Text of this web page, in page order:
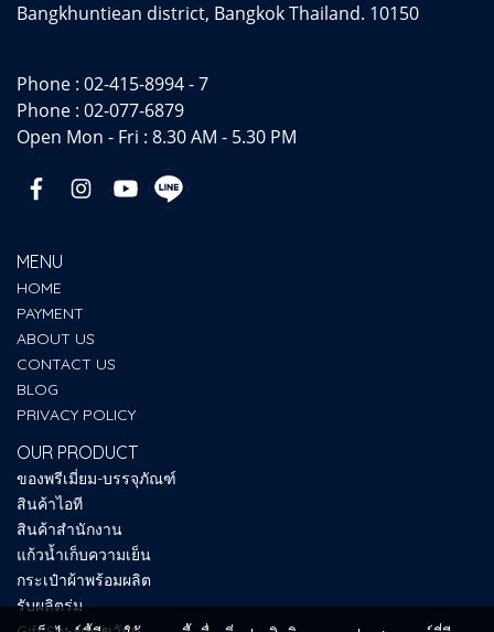
Bangkhuntiean district, Bangkok Thailand. 10150
Phone : 02-415-8994 - 7
Phone : 02-077-6879
Open Mon - Fri : 8.30 AM - 5.30 PM
MENU
HOME
PAYMENT
ABOUT US
CONTACT US
BLOG
PRIVACY POLICY
OUR PRODUCT
ของพรีเมี่ยม-บรรจุภัณฑ์
สินค้าไอที
สินค้าสำนักงาน
แก้วน้ำเก็บความเย็น
กระเป๋าผ้าพร้อมผลิต
รับผลิตร่ม